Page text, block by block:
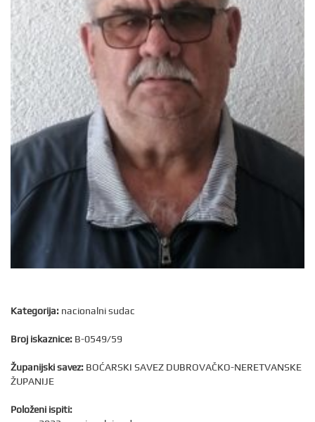
Kategorija: nacionalni sudac
Broj iskaznice: B-0549/59
Županijski savez: BOĆARSKI SAVEZ DUBROVAČKO-NERETVANSKE
ŽUPANIJE
Položeni ispiti: